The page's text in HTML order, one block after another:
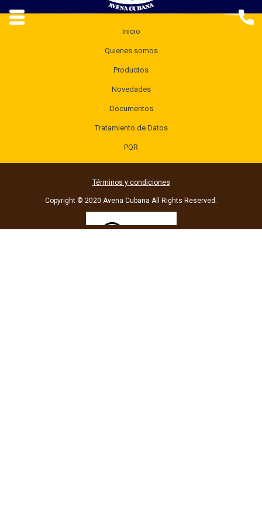
Inicio
Quienes somos
Productos
Novedades
Documentos
Tratamiento de Datos
PQR
Términos y condiciones
Copyright © 2020 Avena Cubana All Rights Reserved.